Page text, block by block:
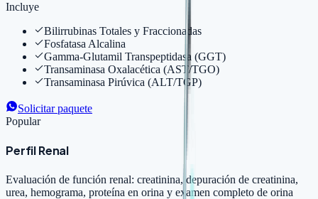
Incluye
Bilirrubinas Totales y Fraccionadas
Fosfatasa Alcalina
Gamma-Glutamil Transpeptidasa (GGT)
Transaminasa Oxalacética (AST/TGO)
Transaminasa Pirúvica (ALT/TGP)
Solicitar paquete
Popular
Perfil Renal
Evaluación de función renal: creatinina, depuración de creatinina,
urea, hemograma, proteína en orina y examen completo de orina